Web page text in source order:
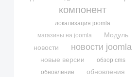
компонент
локализация joomla
магазины на joomla
Модуль
новости
новости joomla
новые версии
обзор cms
обновление
обновления